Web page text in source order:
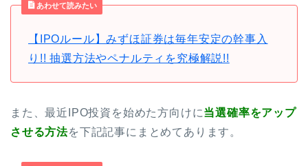
あわせて読みたい
【IPOルール】みずほ証券は毎年安定の幹事入
り!! 抽選方法やペナルティを究極解説!!
また、最近IPO投資を始めた方向けに当選確率をアップ
させる方法を下記記事にまとめてあります。